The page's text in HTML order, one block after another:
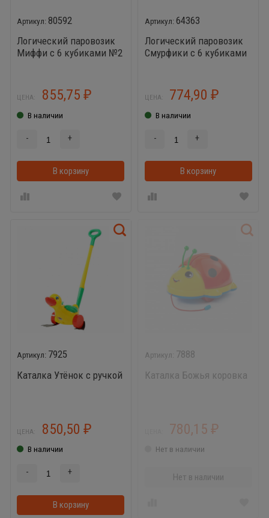
80592
Логический паровозик
Миффи с 6 кубиками №2
ЦЕНА: 855,75 ₽
В наличии
- +
В корзину В корзинке
64363
Логический паровозик
Смурфики с 6 кубиками
ЦЕНА: 774,90₽
В наличии
- +
В корзину
7925
Каталка Утёнок с ручкой
ЦЕНА: 850,50 ₽
В наличии
- +
В корзину
7888
Каталка Божья коровка
780,15₽
Нет в наличии
Нет в наличии